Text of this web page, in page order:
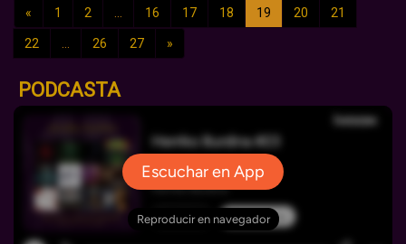
« 1 2 ... 16 17 18 19 20 21
22 ... 26 27 »
PODCASTA